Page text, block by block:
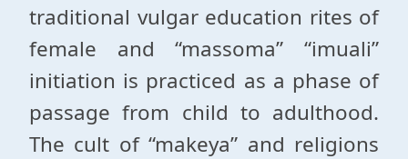
traditional vulgar education rites of
female and “massoma” “imuali”
initiation is practiced as a phase of
passage from child to adulthood.
The cult of “makeya” and religions